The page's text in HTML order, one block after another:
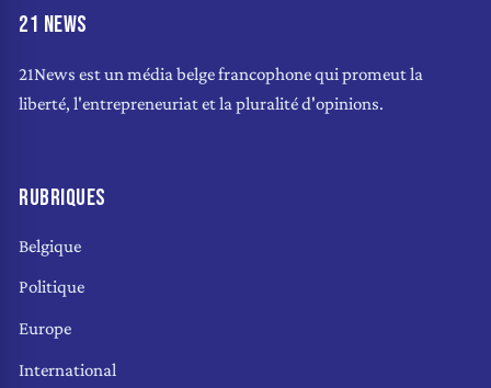
21 NEWS
21News est un média belge francophone qui promeut la
liberté, l'entrepreneuriat et la pluralité d'opinions.
RUBRIQUES
Belgique
Politique
Europe
International